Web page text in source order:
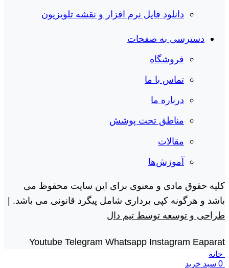
دانلود فایل نرم افزار و نقشه تلویزیون
دسترسی به صفحات
فروشگاه
تماس با ما
درباره ما
مناطق تحت پوشش
مقالات
آموزش‌ها
کلیه حقوق مادی و معنوی برای این سایت محفوظ می
باشد و هرگونه کپی برداری شامل پیگرد قانونی می باشد. |
طراحی و توسعه توسط تیم دال
Youtube Telegram Whatsapp Instagram Eaparat
خانه
0 سبد خرید